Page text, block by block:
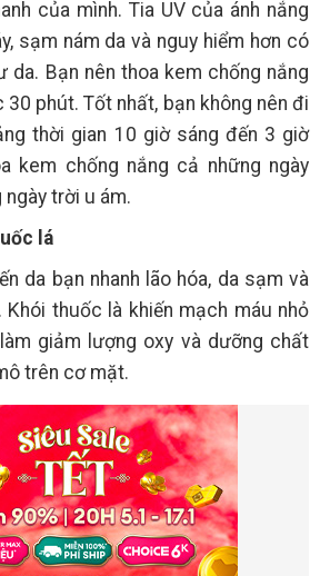
của mình. Tia UV của ánh nắng
sạm nám da và nguy hiểm hơn có
da. Bạn nên thoa kem chống nắng
phút. Tốt nhất, bạn không nên đi
thời gian 10 giờ sáng đến 3 giờ
kem chống nắng cả những ngày
trời u ám.
lá
da bạn nhanh lão hóa, da sạm và
Khói thuốc là khiến mạch máu nhỏ
giảm lượng oxy và dưỡng chất
trên cơ mặt.